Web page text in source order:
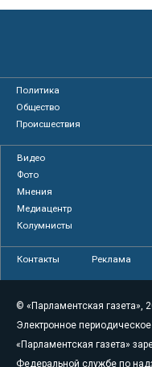
Политика
Общество
Происшествия
Видео
Фото
Мнения
Медиацентр
Колумнисты
Контакты Реклама
© «Парламентская газета»,
Электронное
«Парламентская газета»
Федеральной службе по